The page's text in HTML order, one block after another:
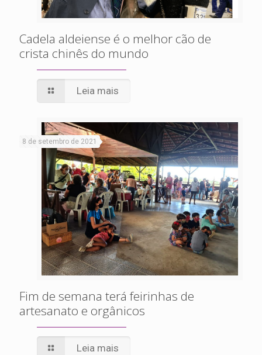
Cadela aldeiense é o melhor cão de
crista chinês do mundo
Leia mais
8 de setembro de 2021
Fim de semana terá feirinhas de
artesanato e orgânicos
Leia mais